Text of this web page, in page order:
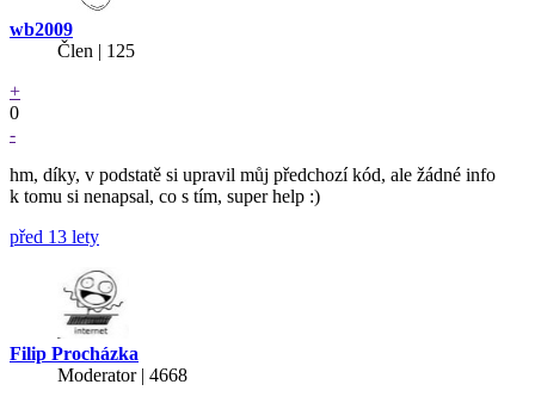
wb2009
Člen | 125
+
0
-
hm, díky, v podstatě si upravil můj předchozí kód, ale žádné info
k tomu si nenapsal, co s tím, super help :)
před 13 lety
Filip Procházka
Moderator | 4668